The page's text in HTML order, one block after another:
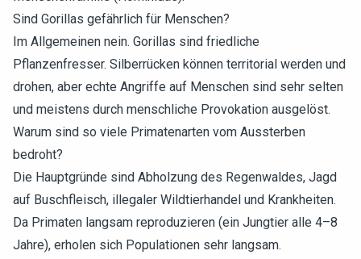
Sind Gorillas gefährlich für Menschen?
Im Allgemeinen nein. Gorillas sind friedliche
Pflanzenfresser. Silberrücken können territorial werden und
drohen, aber echte Angriffe auf Menschen sind sehr selten
und meistens durch menschliche Provokation ausgelöst.
Warum sind so viele Primatenarten vom Aussterben
bedroht?
Die Hauptgründe sind Abholzung des Regenwaldes, Jagd
auf Buschfleisch, illegaler Wildtierhandel und Krankheiten.
Da Primaten langsam reproduzieren (ein Jungtier alle 4–8
Jahre), erholen sich Populationen sehr langsam.